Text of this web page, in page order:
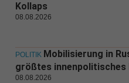
Kollaps
08.08.2026
POLITIK Mobilisierung in
größtes innenpolitisches
08.08.2026